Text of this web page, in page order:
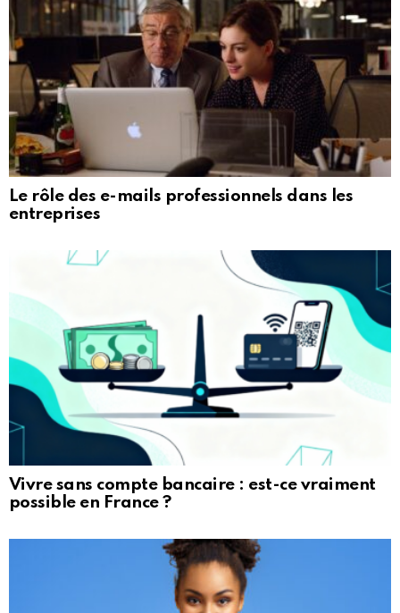
Le rôle des e-mails professionnels dans les
entreprises
Vivre sans compte bancaire : est-ce vraiment
possible en France ?